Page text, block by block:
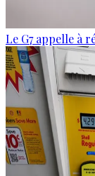
Le G7 appelle à